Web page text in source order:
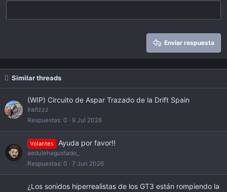
22
Times New Roman
Enviar respuesta
Similar threads
(WIP) Circuito de Aspar Trazado de la Drift Spain
Iraitzzz
Respuestas 0 9 Jul 2026
Volantes Ayuda por favor!!
aedulehagustado_
Respuestas 0 7 Jun 2026
¿Los sonidos hiperrealistas de los GT3 están rompiendo la